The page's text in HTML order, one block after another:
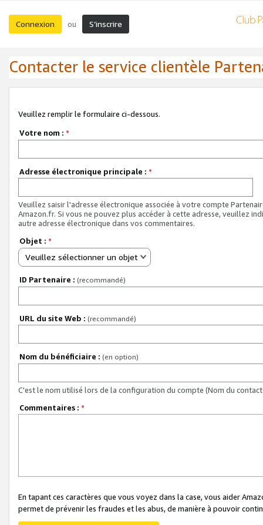
Connexion ou S’inscrire
Contacter le service clientèle
Veuillez remplir le formulaire ci-dessous.
Votre nom : *
Adresse électronique principale : *
Veuillez saisir l'adresse électronique associée à votre compte
Amazon.fr. Si vous ne pouvez plus accéder à cette adresse, veuillez
autre adresse électronique dans vos commentaires.
Objet : *
Veuillez sélectionner un objet
ID Partenaire : (recommandé)
URL du site Web : (recommandé)
Nom du bénéficiaire : (en option)
C'est le nom utilisé lors de la configuration du compte (Nom du
Commentaires : *
En tapant ces caractères que vous voyez dans la case, vous aider
permet de prévenir les fraudes et les abus, de manière à pouvoir